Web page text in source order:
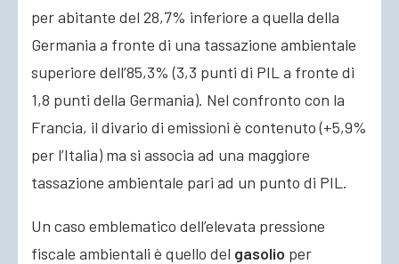
per abitante del 28,7% inferiore a quella della
Germania a fronte di una tassazione ambientale
superiore dell’85,3% (3,3 punti di PIL a fronte di
1,8 punti della Germania). Nel confronto con la
Francia, il divario di emissioni è contenuto (+5,9%
per l’Italia) ma si associa ad una maggiore
tassazione ambientale pari ad un punto di PIL.
Un caso emblematico dell’elevata pressione
fiscale ambientali è quello del gasolio per